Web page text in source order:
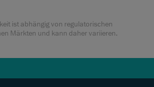
ist abhängig von regulatorischen
Märkten und kann daher variieren.